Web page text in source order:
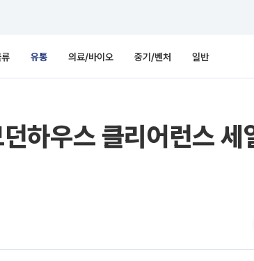
유통 의료/바이오 중기/벤처 일반
하우스 클리어런스 세